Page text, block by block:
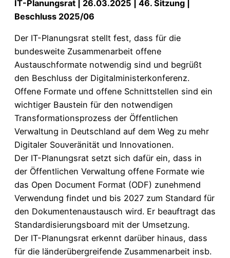
IT-Planungsrat | 26.03.2025 | 46. Sitzung |
Beschluss 2025/06
Der IT-Planungsrat stellt fest, dass für die
bundesweite Zusammenarbeit offene
Austauschformate notwendig sind und begrüßt
den Beschluss der Digitalministerkonferenz.
Offene Formate und offene Schnittstellen sind ein
wichtiger Baustein für den notwendigen
Transformationsprozess der Öffentlichen
Verwaltung in Deutschland auf dem Weg zu mehr
Digitaler Souveränität und Innovationen.
Der IT-Planungsrat setzt sich dafür ein, dass in
der Öffentlichen Verwaltung offene Formate wie
das Open Document Format (ODF) zunehmend
Verwendung findet und bis 2027 zum Standard für
den Dokumentenaustausch wird. Er beauftragt das
Standardisierungsboard mit der Umsetzung.
Der IT-Planungsrat erkennt darüber hinaus, dass
für die länderübergreifende Zusammenarbeit insb.